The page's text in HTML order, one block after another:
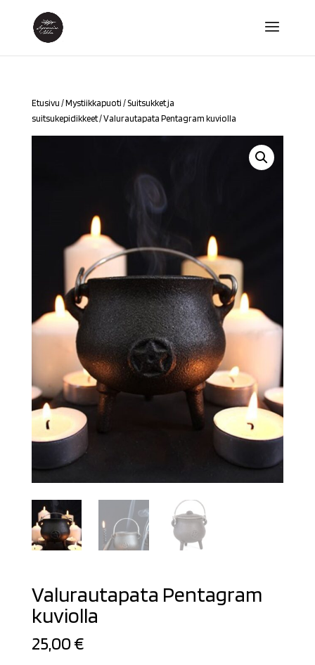
Etusivu /Mystiikkapuoti /Suitsukket ja
suitsukepidikkeet/ Valurautapata Pentagram kuviolla
Valurautapata Pentagram
kuviolla
25,00€